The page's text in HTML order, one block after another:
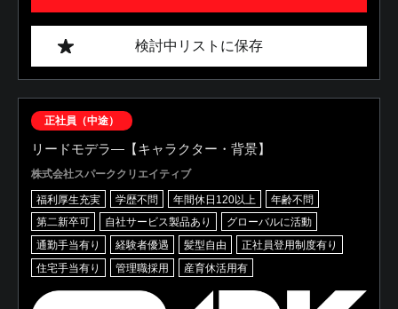
検討中リストに保存
正社員（中途）
リードモデラ―【キャラクター・背景】
株式会社スパーククリエイティブ
福利厚生充実 学歴不問 年間休日120以上
年齢不問
第二新卒可
自社サービス製品あり
グローバルに活動
通勤手当有り
経験者優遇 髪型自由
正社員登用制度有り
住宅手当有り
管理職採用 産育休活用有